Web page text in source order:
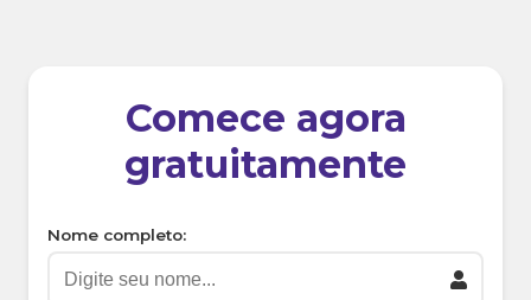
Comece agora
gratuitamente
Nome completo: